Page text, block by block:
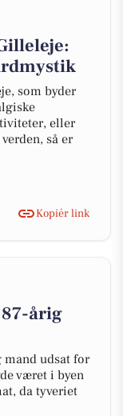
som byder
eller
så er
Kopiér link
årig
mand udsat for
været i byen
da tyveriet